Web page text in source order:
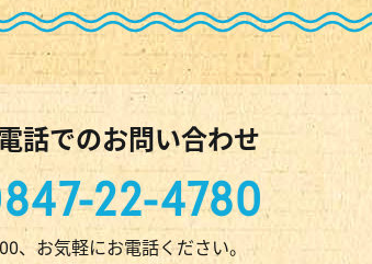
話でのお問い合わせ
22-4780
、お気軽にお電話ください。